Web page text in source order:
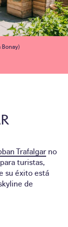
Bonay)
Trafalgar no
turistas,
su éxito está
de